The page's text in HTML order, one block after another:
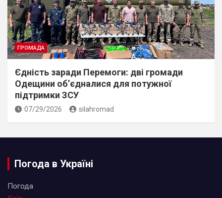
ГРОМАДА
Єдність заради Перемоги: дві громади
Одещини об’єдналися для потужної
підтримки ЗСУ
07/29/2026 silahromad
Погода в Україні
Погода